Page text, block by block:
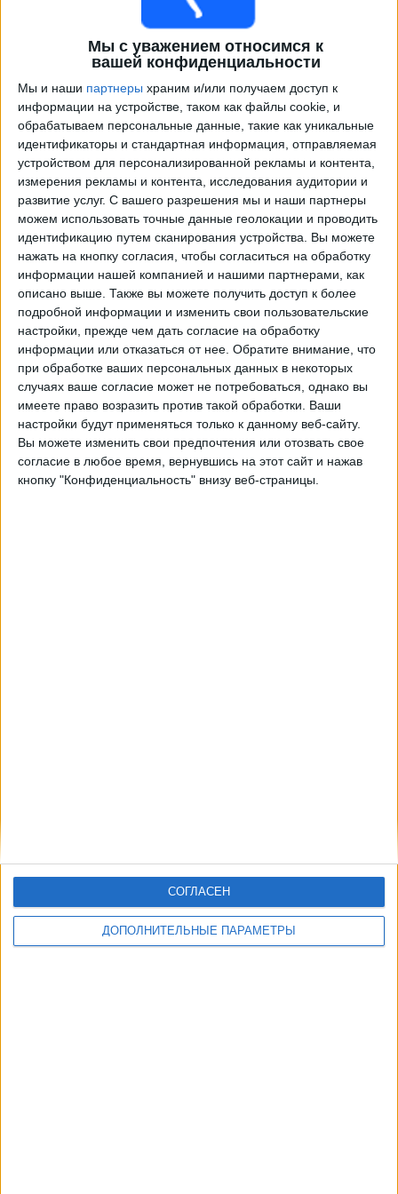
Мы с уважением относимся к
вашей конфиденциальности
Мы и наши партнеры храним и/или получаем доступ к
информации на устройстве, таком как файлы cookie, и
обрабатываем персональные данные, такие как уникальные
идентификаторы и стандартная информация, отправляемая
устройством для персонализированной рекламы и контента,
измерения рекламы и контента, исследования аудитории и
развитие услуг. С вашего разрешения мы и наши партнеры
можем использовать точные данные геолокации и проводить
идентификацию путем сканирования устройства. Вы можете
нажать на кнопку согласия, чтобы согласиться на обработку
информации нашей компанией и нашими партнерами, как
описано выше. Также вы можете получить доступ к более
подробной информации и изменить свои пользовательские
настройки, прежде чем дать согласие на обработку
информации или отказаться от нее. Обратите внимание, что
при обработке ваших персональных данных в некоторых
случаях ваше согласие может не потребоваться, однако вы
имеете право возразить против такой обработки. Ваши
настройки будут применяться только к данному веб-сайту.
Вы можете изменить свои предпочтения или отозвать свое
согласие в любое время, вернувшись на этот сайт и нажав
кнопку "Конфиденциальность" внизу веб-страницы.
ДОПОЛНИТЕЛЬНЫЕ ПАРАМЕТРЫ
СОГЛАСЕН
Программа передач трансляции матчей в прямом
эфире вБелоруссия
Суббота, 26.09.2026
21:45
Лига наций УЕФА
Групповой этап
Албания
Белоруссия
Быть подтвержденным
Вторник, 29.09.2026
21:45
Лига наций УЕФА
Групповой этап